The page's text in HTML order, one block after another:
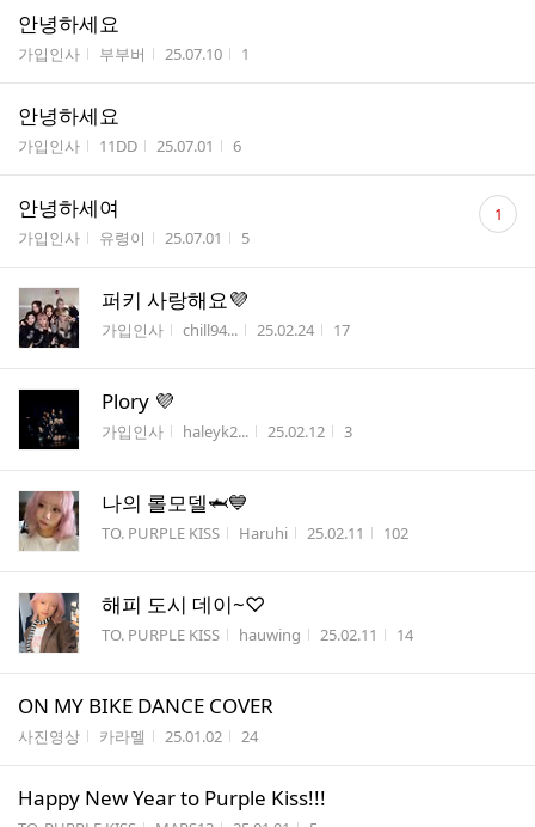
안녕하세요
게시판명
가입인사 작성자
부부버 작성시간
25.07.10 조회수
1
안녕하세요
게시판명
가입인사 작성자
11DD 작성시간
25.07.01 조회수
6
안녕하세여
게시판명
가입인사 작성자
유령이 작성시간
25.07.01 조회수
5
댓
글 1
퍼키 사랑해요💜
게시판명
가입인사 작성자
chill94... 작성시간
25.02.24 조회수
17
Plory 💜
게시판명
가입인사 작성자
haleyk2... 작성시간
25.02.12 조회수
3
나의 롤모델🦈💙
게시판명
TO. PURPLE KISS 작성자
Haruhi 작성시간
25.02.11 조회수
102
해피 도시 데이~♡
게시판명
TO. PURPLE KISS 작성자
hauwing 작성시간
25.02.11 조회수
14
ON MY BIKE DANCE COVER
게시판명
사진영상 작성자
카라멜 작성시간
25.01.02 조회수
24
Happy New Year to Purple Kiss!!!